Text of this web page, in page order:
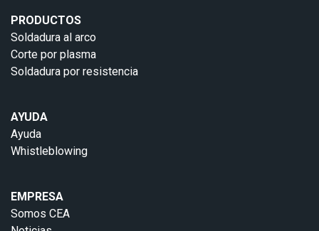
PRODUCTOS
Soldadura al arco
Corte por plasma
Soldadura por resistencia
AYUDA
Ayuda
Whistleblowing
EMPRESA
Somos CEA